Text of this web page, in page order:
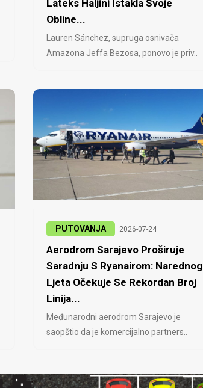
Lateks Haljini Istakla Svoje
Obline...
Lauren Sánchez, supruga osnivača
Amazona Jeffa Bezosa, ponovo je priv..
PUTOVANJA 2026-07-24
Aerodrom Sarajevo Proširuje
Saradnju S Ryanairom: Narednog
Ljeta Očekuje Se Rekordan Broj
Linija...
Međunarodni aerodrom Sarajevo je
saopštio da je komercijalno partners..